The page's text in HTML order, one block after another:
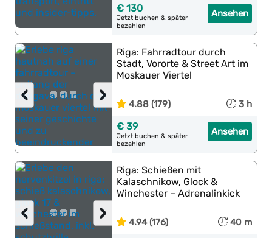
Ansehen
€ 130
Jetzt buchen & später
bezahlen
›
‹
Riga: Fahrradtour durch
Stadt, Vororte & Street Art im
Moskauer Viertel
4.88 (179) 3 h
Ansehen
€ 39
Jetzt buchen & später
bezahlen
›
‹
Riga: Schießen mit
Kalaschnikow, Glock &
Winchester – Adrenalinkick
4.94 (176) 40 m